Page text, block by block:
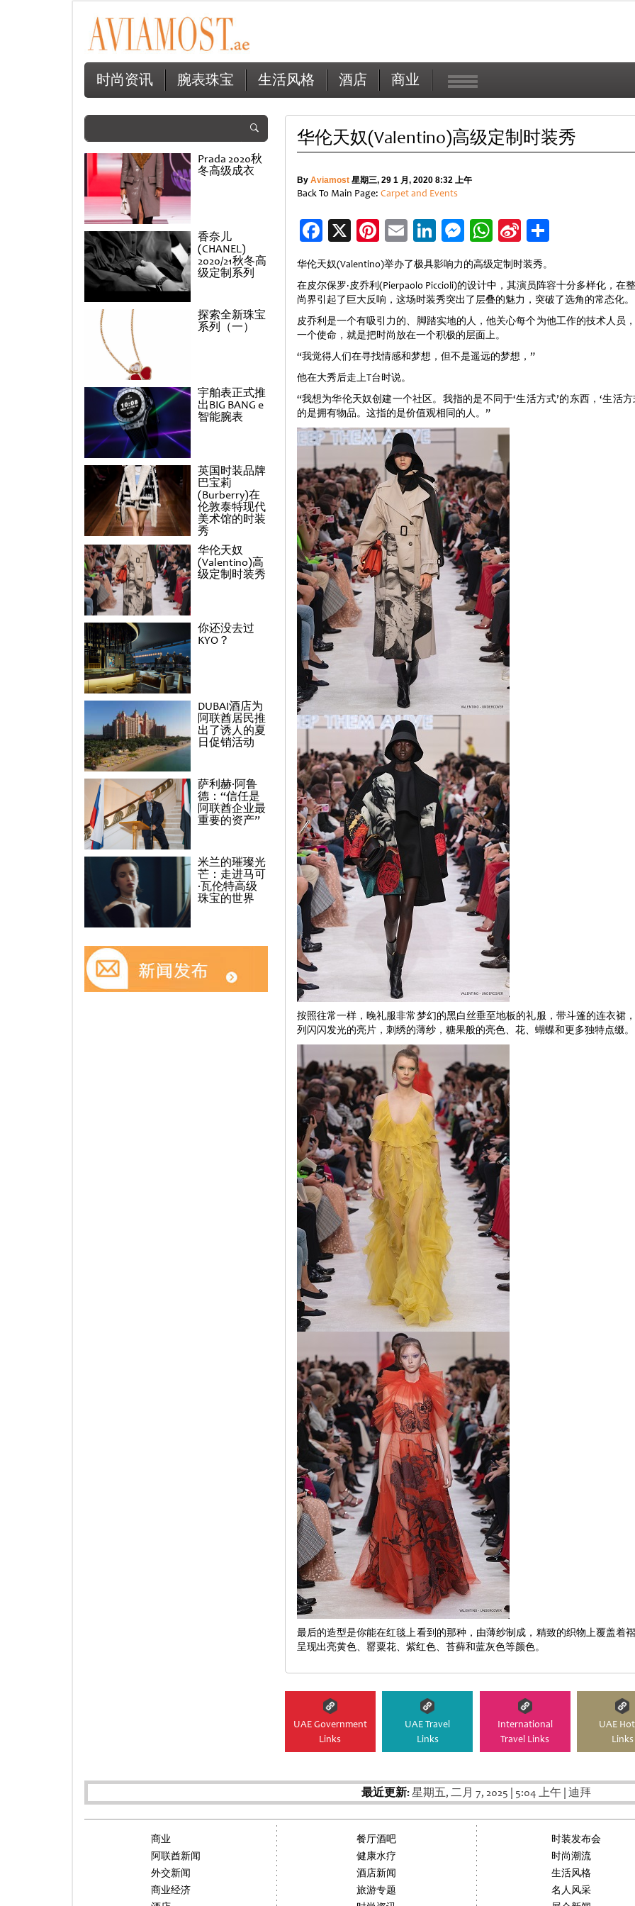
时尚资讯 腕表珠宝 生活风格 酒店 商业
Prada 2020秋
冬高级成衣
香奈儿
(CHANEL)
2020/21秋冬高
级定制系列
探索全新珠宝
系列（一）
宇舶表正式推
出BIG BANG e
智能腕表
英国时装品牌
巴宝莉
(Burberry)在
伦敦泰特现代
美术馆的时装
秀
华伦天奴
(Valentino)高
级定制时装秀
你还没去过
KYO？
DUBAI酒店为
阿联酋居民推
出了诱人的夏
日促销活动
萨利赫·阿鲁
德：“信任是
阿联酋企业最
重要的资产”
米兰的璀璨光
芒：走进马可
·瓦伦特高级
珠宝的世界
华伦天奴(Valentino)高级定制时装秀
By Aviamost星期三, 29 1 月, 2020 8:32 上午
Back To Main Page: Carpet and Events
Facebook
X Pinterest
EmailLinkedIn
Messenger
WhatsApp
Sina
Weibo
分
华伦天奴(Valentino)举办了极具影响力的高级定制时装秀。
在皮尔保罗·皮乔利(Pierpaolo Piccioli)的设计中，其演员阵容十分多样化，在
尚界引起了巨大反响，这场时装秀突出了层叠的魅力，突破了选角的常态化。
皮乔利是一个有吸引力的、脚踏实地的人，他关心每个为他工作的技术人员
一个使命，就是把时尚放在一个积极的层面上。
“我觉得人们在寻找情感和梦想，但不是遥远的梦想，”
他在大秀后走上T台时说。
“我想为华伦天奴创建一个社区。我指的是不同于‘生活方式’的东西，‘生活方
的是拥有物品。这指的是价值观相同的人。”
按照往常一样，晚礼服非常梦幻的黑白丝垂至地板的礼服，带斗篷的连衣裙
列闪闪发光的亮片，刺绣的薄纱，糖果般的亮色、花、蝴蝶和更多独特点缀。
最后的造型是你能在红毯上看到的那种，由薄纱制成，精致的织物上覆盖着
呈现出亮黄色、罂粟花、紫红色、苔藓和蓝灰色等颜色。
UAE Government
Links
UAE Travel
Links
International
Travel Links
UAE
Links
最近更新:星期五, 二月 7, 2025 | 5:04 上午 | 迪拜
商业
阿联酋新闻
外交新闻
商业经济
餐厅酒吧
健康水疗
酒店新闻
旅游专题
时装发布会
时尚潮流
生活风格
名人风采